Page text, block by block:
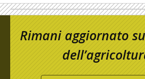
Rimani aggiornato